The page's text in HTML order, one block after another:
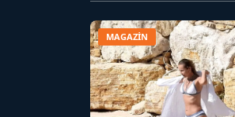
MAGAZİN